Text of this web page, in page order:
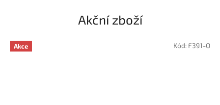
Akční zboží
Akce Kód: F391-O